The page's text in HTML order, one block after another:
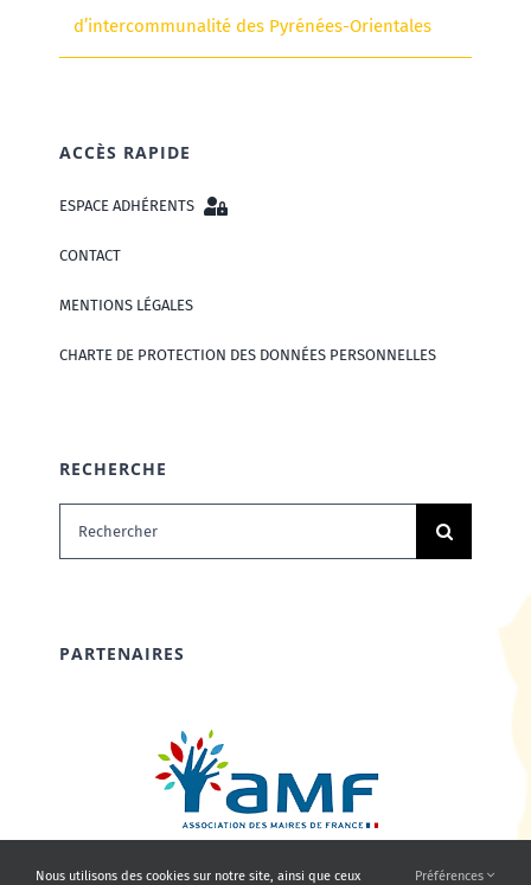
d’intercommunalité des Pyrénées-Orientales
ACCÈS RAPIDE
ESPACE ADHÉRENTS
CONTACT
MENTIONS LÉGALES
CHARTE DE PROTECTION DES DONNÉES PERSONNELLES
RECHERCHE
Rechercher:
PARTENAIRES
Nous utilisons des cookies sur notre site, ainsi que ceux Préférences